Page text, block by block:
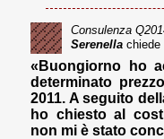
Consulenza
Serenella chiede
«Buongiorno ho
determinato
2011. A seguito
ho chiesto al
non mi è stato